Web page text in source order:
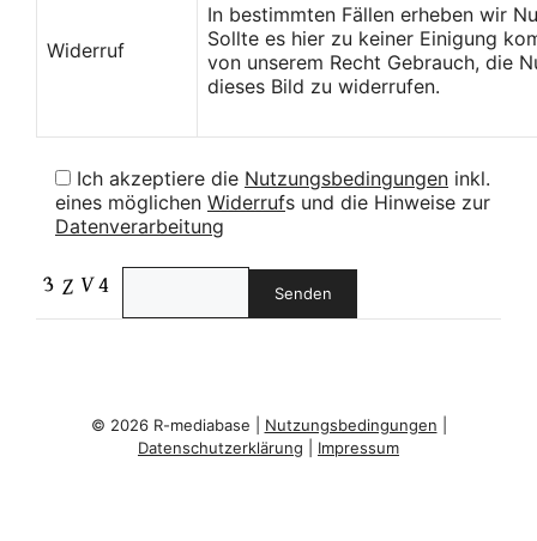
Widerruf
In bestimmten Fällen erheben wir
Sollte es hier zu keiner Einigung
von unserem Recht Gebrauch, die
dieses Bild zu widerrufen.
Ich akzeptiere die Nutzungsbedingungen inkl.
eines möglichen Widerrufs und die Hinweise zur
Datenverarbeitung
© 2026 R-mediabase | Nutzungsbedingungen
Datenschutzerklärung
Impressum